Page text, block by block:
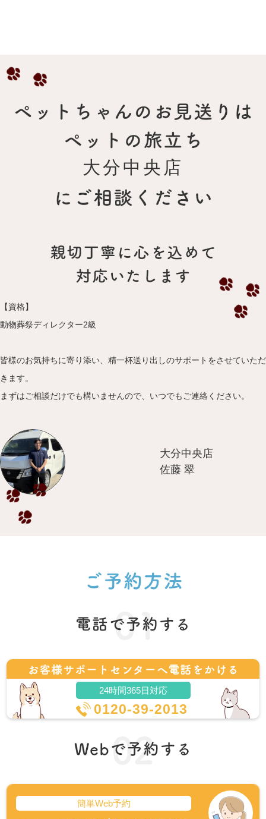
大分中央店
【資格】
動物葬祭ディレクター2級
皆様のお気持ちに寄り添い、精一杯送り出しのサポートをさせていただ
きます。
まずはご相談だけでも構いませんので、いつでもご連絡ください。
大分中央店
佐藤 翠
24時間365日対応
0120-39-2013
簡単Web予約